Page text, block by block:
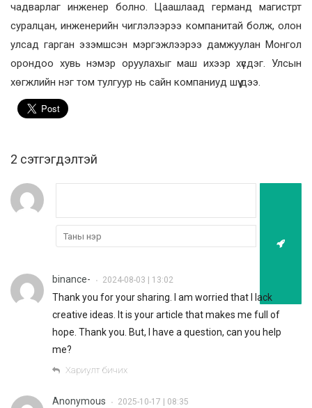
чадварлаг инженер болно. Цаашлаад германд магистрт
суралцан, инженерийн чиглэлээрээ компанитай болж, олон
улсад гарган эзэмшсэн мэргэжлээрээ дамжуулан Монгол
орондоо хувь нэмэр оруулахыг маш ихээр хүсдэг. Улсын
хөгжлийн нэг том тулгуур нь сайн компаниуд шүү дээ.
2 cэтгэгдэлтэй
binance- • 2024-08-03 | 13:02
Thank you for your sharing. I am worried that I lack
creative ideas. It is your article that makes me full of
hope. Thank you. But, I have a question, can you help
me?
Хариулт бичих
Anonymous • 2025-10-17 | 08:35